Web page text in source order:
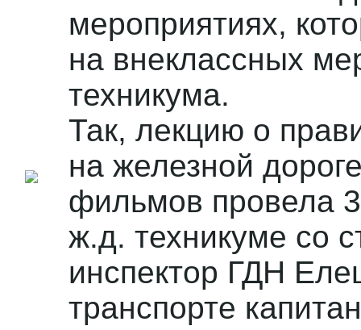
мероприятиях,
на внеклассных
техникума.
Так, лекцию о
на железной
фильмов провела
ж.д. техникуме со
инспектор ГДН
транспорте